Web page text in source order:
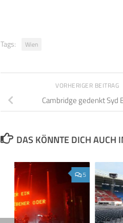
Tags: Wien
VORHERIGER BEITRAG
Cambridge gedenkt Syd
DAS KÖNNTE DICH AUCH
5